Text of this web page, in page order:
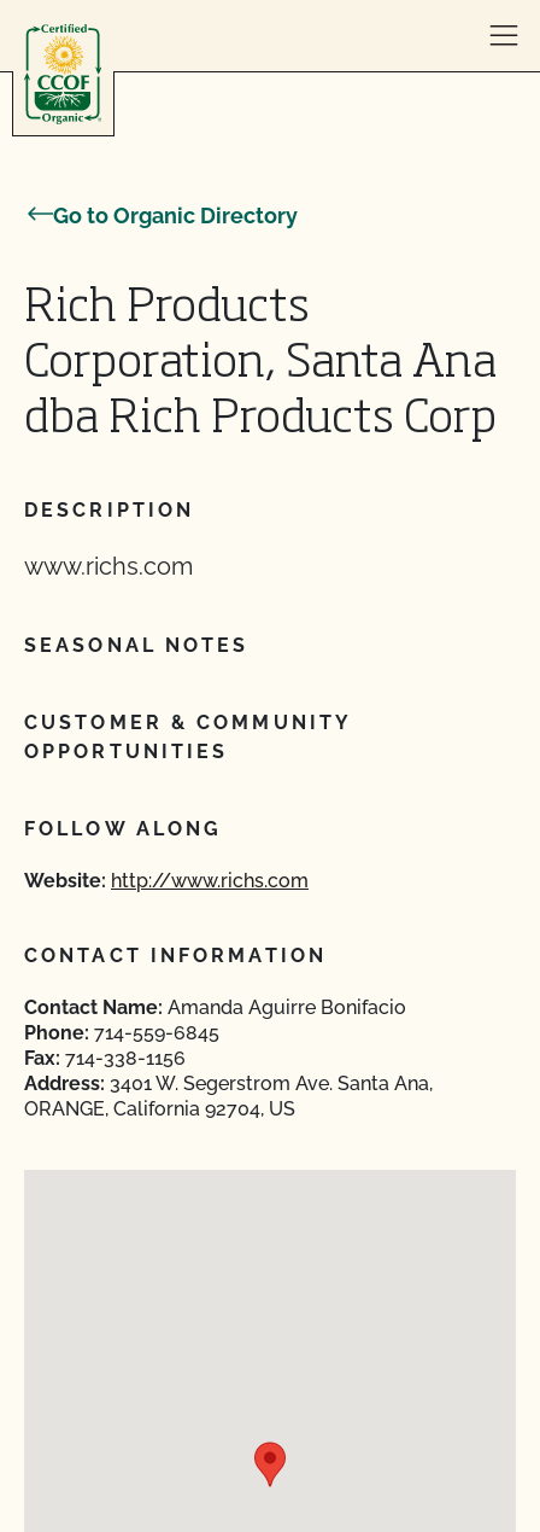
Go to Organic Directory
Rich Products
Corporation, Santa Ana
dba Rich Products Corp
DESCRIPTION
www.richs.com
SEASONAL NOTES
CUSTOMER & COMMUNITY
OPPORTUNITIES
FOLLOW ALONG
Website: http://www.richs.com
CONTACT INFORMATION
Contact Name: Amanda Aguirre Bonifacio
Phone: 714-559-6845
Fax: 714-338-1156
Address: 3401 W. Segerstrom Ave. Santa Ana,
ORANGE, California 92704, US